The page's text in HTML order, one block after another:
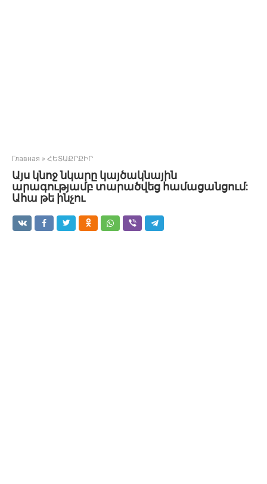
Главная » ՀԵՏԱՔՐՔԻՐ
Այս կնոջ նկարը կայծակնային
արագությամբ տարածվեց համացանցում:
Ահա թե ինչու